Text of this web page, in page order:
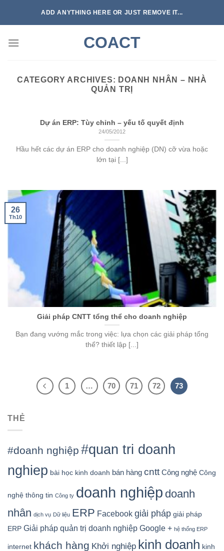
ADD ANYTHING HERE OR JUST REMOVE IT...
COACT
CATEGORY ARCHIVES: DOANH NHÂN – NHÀ
QUẢN TRỊ
Dự án ERP: Tùy chỉnh – yếu tố quyết định
24/05/2012
Hầu hết các dự án ERP cho doanh nghiệp (DN) cỡ vừa hoặc
lớn tại [...]
Giải pháp CNTT tổng thể cho doanh nghiệp
Bạn đang vướng mắc trong việc: lựa chọn các giải pháp tổng
thể? thiết lập [...]
26
Th10
1 … 70 71 72 73
THẺ
#doanh nghiệp #quan tri doanh
nghiep bài học kinh doanh bán hàng cntt Công nghệ Công
nghệ thông tin Công ty doanh nghiệp doanh
nhân dịch vụ Dữ liệu ERP Facebook giải pháp giải pháp
ERP Giải pháp quản trị doanh nghiệp Google + hệ thống ERP
internet khách hàng Khởi nghiệp kinh doanh kinh